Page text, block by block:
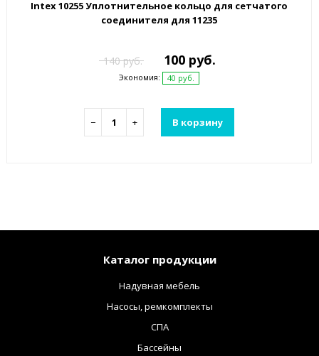
Intex 10255 Уплотнительное кольцо для сетчатого
соединителя для 11235
140 руб. 100 руб.
Экономия: 40 руб.
− + В корзину
Каталог продукции
Надувная мебель
Насосы, ремкомплекты
СПА
Бассейны